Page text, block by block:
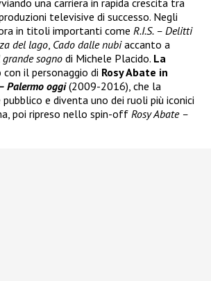
una carriera in rapida crescita tra
televisive di successo. Negli
in titoli importanti come R.I.S. – Delitti
del lago, Cado dalle nubiaccanto a
grande sognodi Michele Placido. La
con il personaggio di Rosy Abate in
Palermo oggi(2009-2016), che la
e diventa uno dei ruoli più iconici
poi ripreso nello spin-off Rosy Abate –